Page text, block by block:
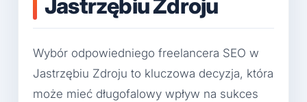
Jastrzębiu Zdroju
Wybór odpowiedniego freelancera SEO w
Jastrzębiu Zdroju to kluczowa decyzja, która
może mieć długofalowy wpływ na sukces